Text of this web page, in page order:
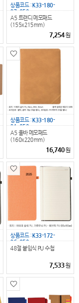
상품코드 :K33-180-
07_050
A5 트랜디 메모패드
(155x215mm)
7,254원
상품코드 : K33-180-
01_050
A5 울바 메모패드
(160x220mm)
16,740원
상품코드 :K33-172-
06_050
48절 붙임식 PU 수첩
7,533원